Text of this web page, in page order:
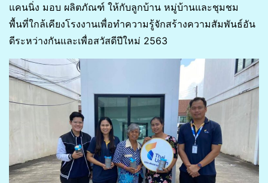
แคนนิ่ง มอบ ผลิตภัณฑ์ ให้กับลูกบ้าน หมู่บ้านและชุมชม
พื้นที่ใกล้เคียงโรงงานเพื่อทำความรู้จักสร้างความสัมพันธ์อัน
ดีระหว่างกันและเพื่อสวัสดีปีใหม่ 2563